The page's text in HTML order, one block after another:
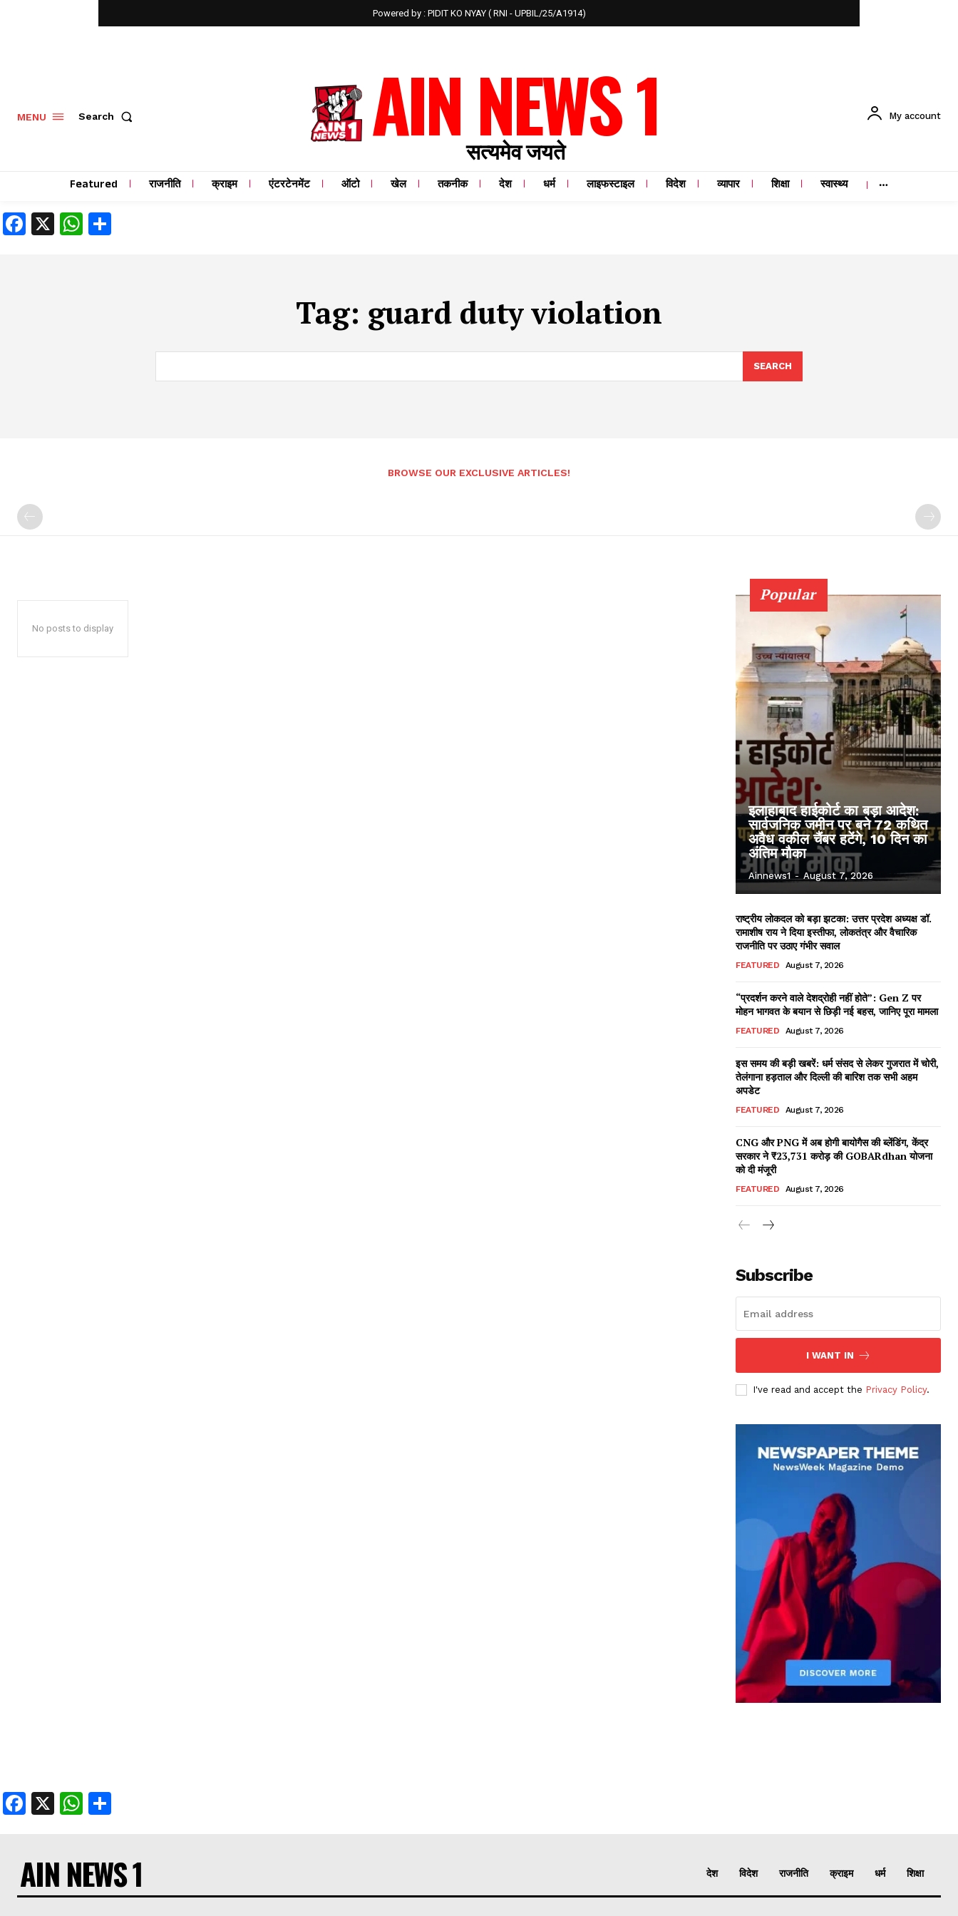
Powered by : PIDIT KO NYAY ( RNI - UPBIL/25/A1914)
MENU Search AIN NEWS 1
सत्यमेव जयते
My account
Featured राजनीति क्राइम एंटरटेनमेंट ऑटो खेल तकनीक देश धर्म लाइफस्टाइल विदेश व्यापार शिक्षा स्वास्थ्य
Facebook
X WhatsApp
Tag: guard duty violation
SEARCH
BROWSE OUR EXCLUSIVE ARTICLES!
No posts to display
Popular
इलाहाबाद हाईकोर्ट का बड़ा आदेश:
सार्वजनिक जमीन पर बने 72 कथित
अवैध वकील चैंबर हटेंगे, 10 दिन का
अंतिम मौका
Ainnews1 - August 7, 2026
राष्ट्रीय लोकदल को बड़ा झटका: उत्तर प्रदेश अध्यक्ष डॉ.
रामाशीष राय ने दिया इस्तीफा, लोकतंत्र और वैचारिक
राजनीति पर उठाए गंभीर सवाल
FEATURED August 7, 2026
“प्रदर्शन करने वाले देशद्रोही नहीं होते”: Gen Z पर
मोहन भागवत के बयान से छिड़ी नई बहस, जानिए पूरा मामला
FEATURED August 7, 2026
इस समय की बड़ी खबरें: धर्म संसद से लेकर गुजरात में चोरी,
तेलंगाना हड़ताल और दिल्ली की बारिश तक सभी अहम
अपडेट
FEATURED August 7, 2026
CNG और PNG में अब होगी बायोगैस की ब्लेंडिंग, केंद्र
सरकार ने ₹23,731 करोड़ की GOBARdhan योजना
को दी मंजूरी
FEATURED August 7, 2026
Subscribe
I WANT IN
I've read and accept the Privacy Policy.
Facebook
X WhatsApp
AIN NEWS 1 देश विदेश राजनीति क्राइम धर्म शिक्षा